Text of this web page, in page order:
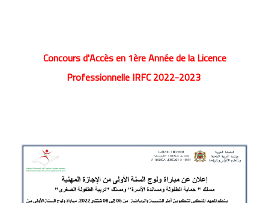
Concours d'Accès en 1ère Année de la Licence
Professionnelle IRFC 2022-2023